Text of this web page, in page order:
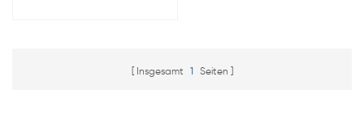
Insgesamt 1 Seiten